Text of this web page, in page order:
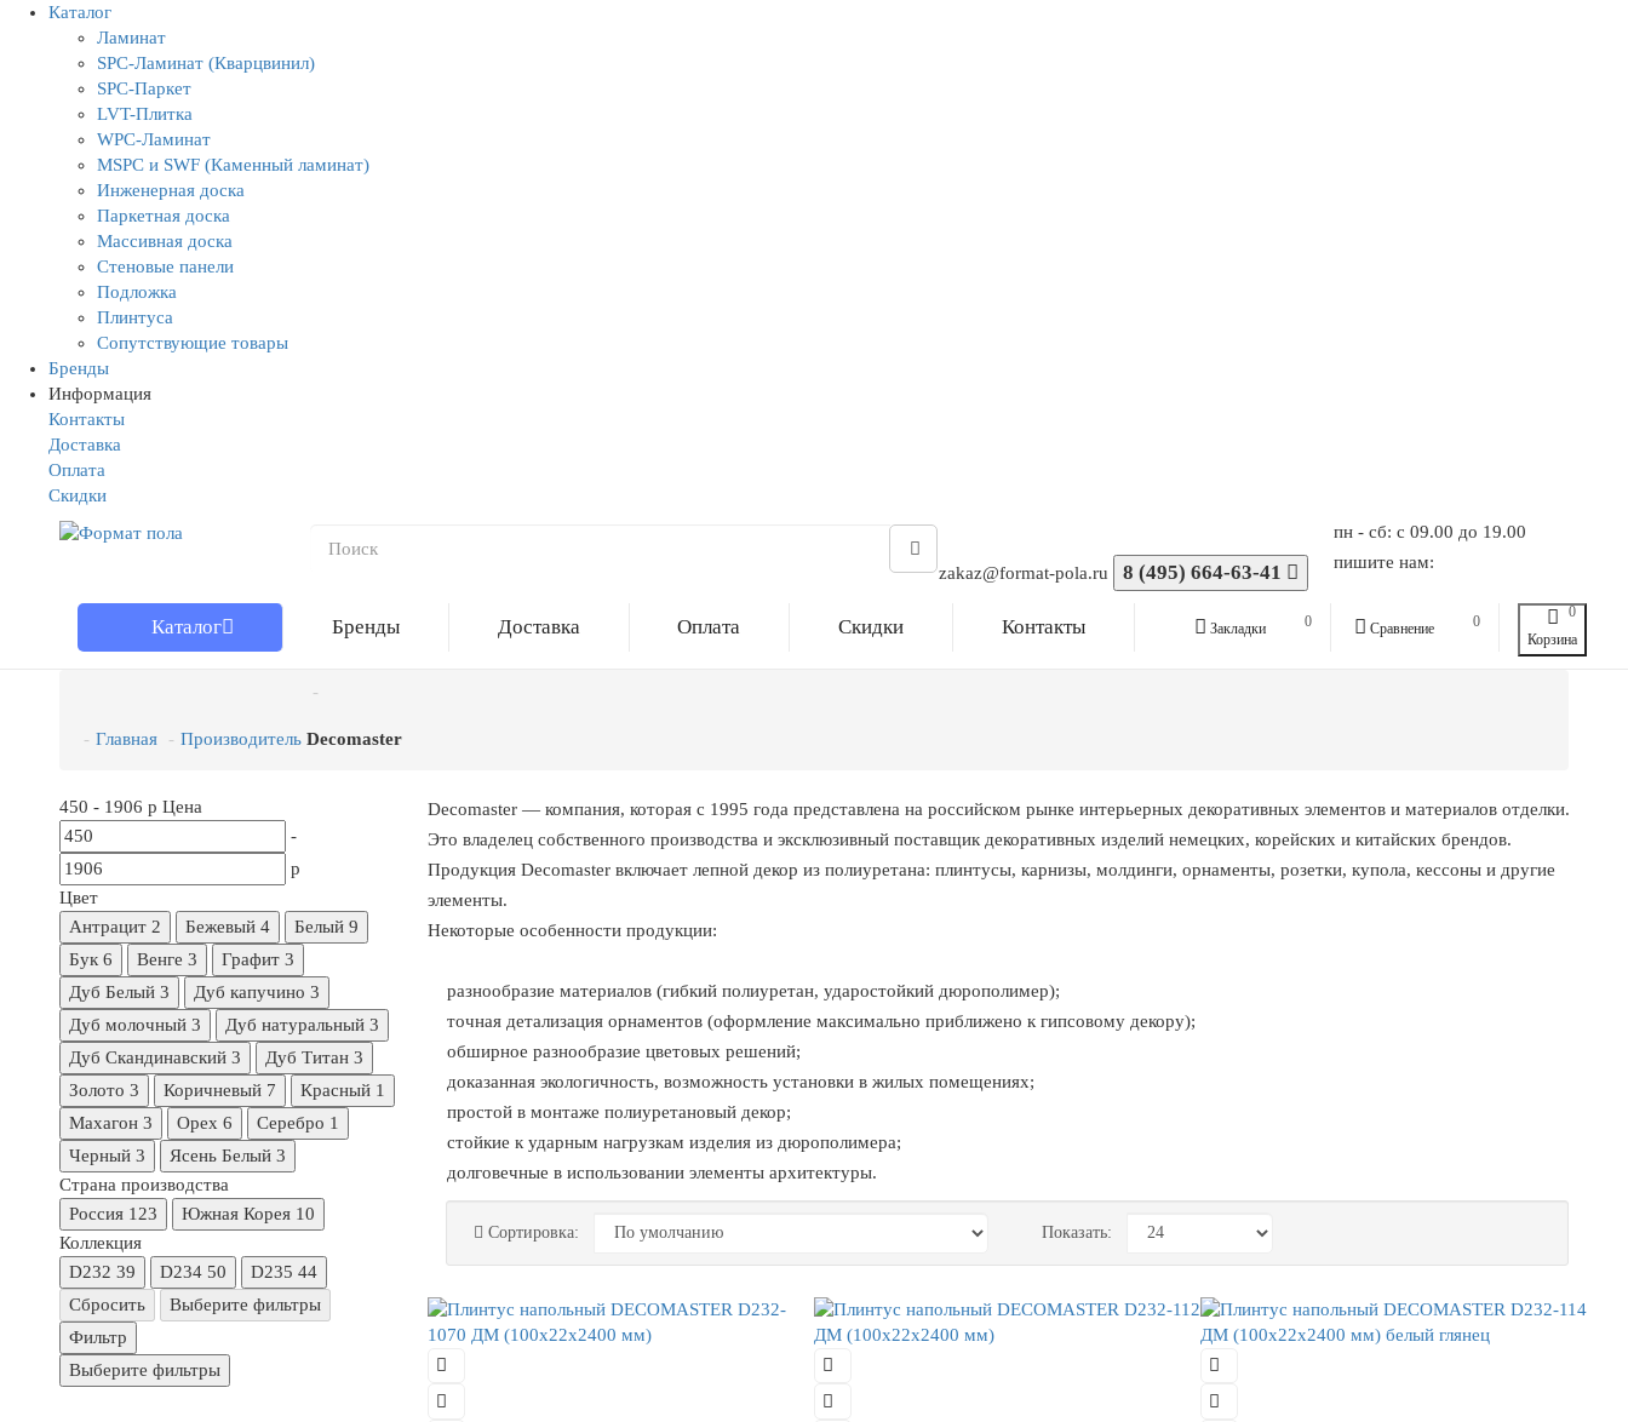
Каталог
Ламинат
SPC-Ламинат (Кварцвинил)
SPC-Паркет
LVT-Плитка
WPC-Ламинат
MSPC и SWF (Каменный ламинат)
Инженерная доска
Паркетная доска
Массивная доска
Стеновые панели
Подложка
Плинтуса
Сопутствующие товары
Бренды
Информация
Контакты
Доставка
Оплата
Скидки
zakaz@format-pola.ru 8 (495) 664-63-41
пн - сб: с 09.00 до 19.00
пишите нам:
Каталог Бренды Доставка Оплата Скидки Контакты Закладки 0 Сравнение
0
Корзина
0
Главная Производитель Decomaster
450 - 1906 р Цена
-
р
Цвет
Антрацит 2 Бежевый 4 Белый 9
Бук 6 Венге 3 Графит 3
Дуб Белый 3 Дуб капучино 3
Дуб молочный 3 Дуб натуральный 3
Дуб Скандинавский 3 Дуб Титан 3
Золото 3 Коричневый 7 Красный 1
Махагон 3 Орех 6 Серебро 1
Черный 3 Ясень Белый 3
Страна производства
Россия 123 Южная Корея 10
Коллекция
D232 39 D234 50 D235 44
Сбросить
Выберите фильтры
Фильтр
Выберите фильтры
Decomaster — компания, которая с 1995 года представлена на российском рынке интерьерных декоративных элементов и материалов отделки.
Это владелец собственного производства и эксклюзивный поставщик декоративных изделий немецких, корейских и китайских брендов.
Продукция Decomaster включает лепной декор из полиуретана: плинтусы, карнизы, молдинги, орнаменты, розетки, купола, кессоны и другие
элементы.
Некоторые особенности продукции:
разнообразие материалов (гибкий полиуретан, ударостойкий дюрополимер);
точная детализация орнаментов (оформление максимально приближено к гипсовому декору);
обширное разнообразие цветовых решений;
доказанная экологичность, возможность установки в жилых помещениях;
простой в монтаже полиуретановый декор;
стойкие к ударным нагрузкам изделия из дюрополимера;
долговечные в использовании элементы архитектуры.
Сортировка: Показать: